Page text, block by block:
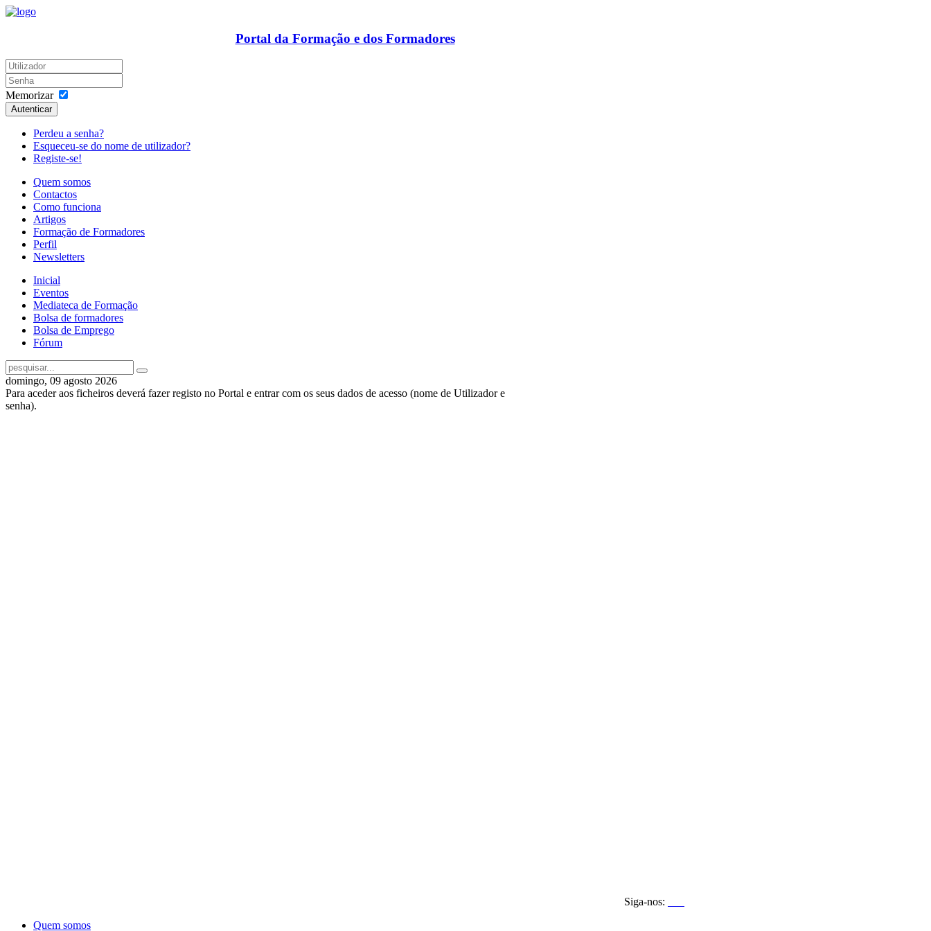
Portal da Formação e dos Formadores
Memorizar
Autenticar
Perdeu a senha?
Esqueceu-se do nome de utilizador?
Registe-se!
Quem somos
Contactos
Como funciona
Artigos
Formação de Formadores
Perfil
Newsletters
Inicial
Eventos
Mediateca de Formação
Bolsa de formadores
Bolsa de Emprego
Fórum
domingo, 09 agosto 2026
Para aceder aos ficheiros deverá fazer registo no Portal e entrar com os seus dados de acesso (nome de Utilizador e
senha).
Siga-nos:
Quem somos